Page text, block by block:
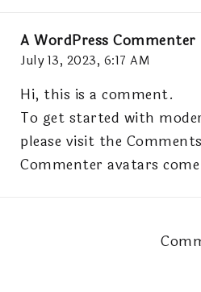
A WordPress Commenter
July 13, 2023, 6:17 AM
Hi, this is a comment.
To get started with
please visit the
Commenter avatars